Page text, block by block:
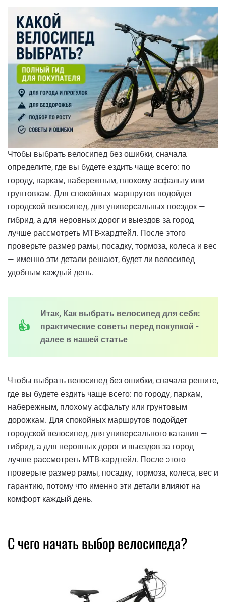
Чтобы выбрать велосипед без ошибки, сначала
определите, где вы будете ездить чаще всего: по
городу, паркам, набережным, плохому асфальту или
грунтовкам. Для спокойных маршрутов подойдет
городской велосипед, для универсальных поездок —
гибрид, а для неровных дорог и выездов за город
лучше рассмотреть MTB-хардтейл. После этого
проверьте размер рамы, посадку, тормоза, колеса и вес
— именно эти детали решают, будет ли велосипед
удобным каждый день.
Итак, Как выбрать велосипед для себя:
практические советы перед покупкой -
далее в нашей статье
Чтобы выбрать велосипед без ошибки, сначала решите,
где вы будете ездить чаще всего: по городу, паркам,
набережным, плохому асфальту или грунтовым
дорожкам. Для спокойных маршрутов подойдет
городской велосипед, для универсального катания —
гибрид, а для неровных дорог и выездов за город
лучше рассмотреть MTB-хардтейл. После этого
проверьте размер рамы, посадку, тормоза, колеса, вес и
гарантию, потому что именно эти детали влияют на
комфорт каждый день.
С чего начать выбор велосипеда?